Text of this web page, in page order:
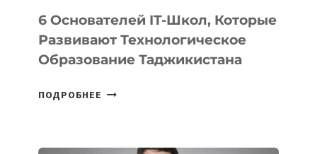
6 Основателей IT-Школ, Которые
Развивают Технологическое
Образование Таджикистана
ПОДРОБНЕЕ